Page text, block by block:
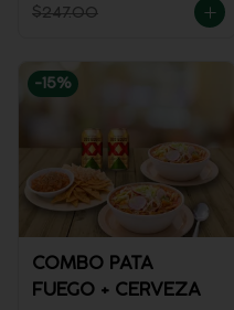
$247.00
-15%
COMBO PATA
FUEGO + CERVEZA